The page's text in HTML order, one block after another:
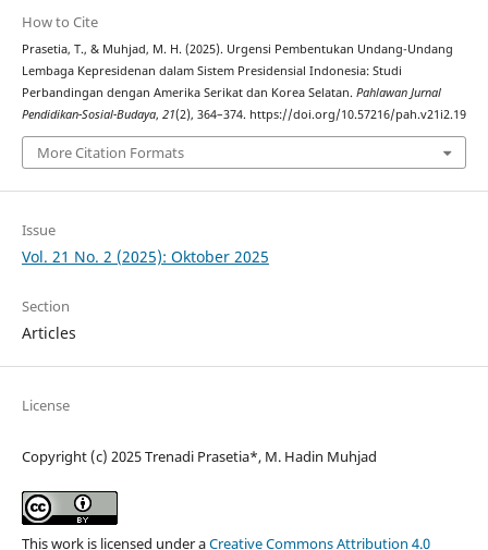
How to Cite
Prasetia, T., & Muhjad, M. H. (2025). Urgensi Pembentukan Undang-Undang
Lembaga Kepresidenan dalam Sistem Presidensial Indonesia: Studi
Perbandingan dengan Amerika Serikat dan Korea Selatan. Pahlawan Jurnal
Pendidikan-Sosial-Budaya, 21(2), 364–374. https://doi.org/10.57216/pah.v21i2.19
More Citation Formats
Issue
Vol. 21 No. 2 (2025): Oktober 2025
Section
Articles
License
Copyright (c) 2025 Trenadi Prasetia*, M. Hadin Muhjad
This work is licensed under aCreative Commons Attribution 4.0